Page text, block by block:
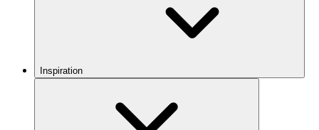
Inspiration